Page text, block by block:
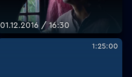
01.12.2016 / 16:30
1:25:00